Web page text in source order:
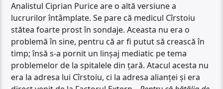
Analistul Ciprian Purice are o altă versiune a
lucrurilor întâmplate. Se pare că medicul Cîrstoiu
stătea foarte prost în sondaje. Aceasta nu era o
problemă în sine, pentru că ar fi putut să crească în
timp; însă s-a pornit un linșaj mediatic pe tema
problemelor de la spitalele din țară. Atacul acesta nu
era la adresa lui Cîrstoiu, ci la adresa alianței și era